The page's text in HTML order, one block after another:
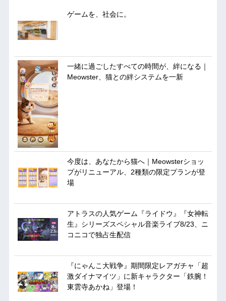
ゲームを、社会に。
一緒に過ごしたすべての時間が、絆になる｜
Meowster、猫との絆システムを一新
今度は、あなたから猫へ｜Meowsterショッ
プがリニューアル、2種類の限定プランが登
場
アトラスの人気ゲーム『ライドウ』『女神転
生』シリーズスペシャル音楽ライブ8/23、ニ
コニコで独占生配信
『にゃんこ大戦争』期間限定レアガチャ「超
激ダイナマイツ」に新キャラクター「鉄腕！
東雲寺あかね」登場！